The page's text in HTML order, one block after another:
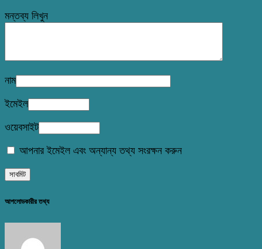
মন্তব্য লিখুন
নাম
ইমেইল
ওয়েবসাইট
আপনার ইমেইল এবং অন্যান্য তথ্য সংরক্ষন করুন
আপলোডকারীর তথ্য